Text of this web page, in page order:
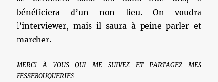
bénéficiera d’un non lieu. On voudra
l’interviewer, mais il saura à peine parler et
marcher.
MERCI À VOUS QUI ME SUIVEZ ET PARTAGEZ MES
FESSEBOUQUERIES